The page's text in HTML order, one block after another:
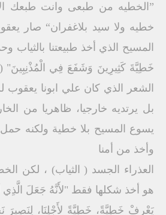
”الخطيه من طبعى وانت طبعك
خطيه ولا سيد بلاغفران“ صار
المسيح الذي أخذ طبيعتنا
الشعر الذي كان علي ابونا يعقوب
بل يرتديه خارجيا، ظاهريا من
يسوع المسيح بلا خطية ولكنه
وأخذ من أمنا
العذراء الجسد ( الثياب) ، لكن
هو أخذ شكلها فقط "لأَنَّهُ جَعَلَ الَّذِي